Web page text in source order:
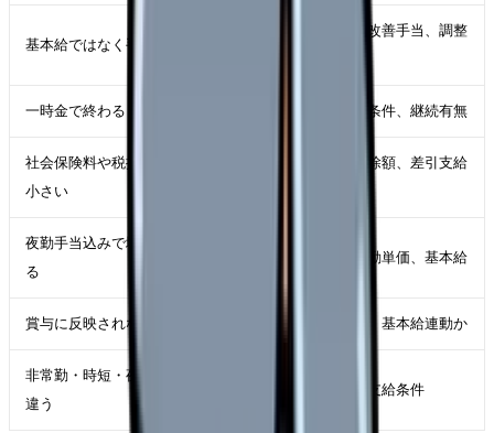
基本給ではなく手当で出る
基本給、処遇改善手当、調整
一時金で終わる 支給月、支給条件、継続有無
社会保険料や税控除で手取り差が
小さい
総支給額、控除額、差引支給
夜勤手当込みで増えたように見え
る
夜勤回数、夜勤単価、基本給
賞与に反映されない 賞与算定基礎、基本給連動か
非常勤・時短・夜勤専従で扱いが
違う
雇用形態別の支給条件